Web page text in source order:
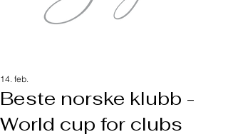
Beste norske klubb -
World cup for clubs
14. feb.